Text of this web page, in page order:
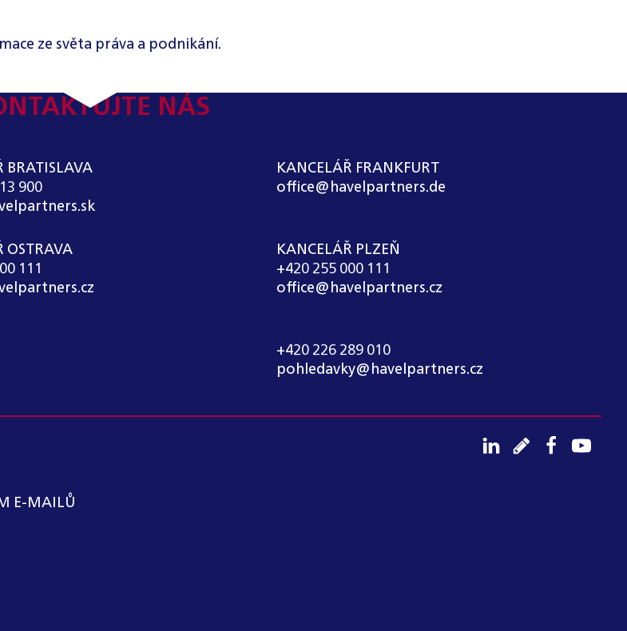
ze světa práva a podnikání.
NÁS
BRATISLAVA
900
KANCELÁŘ FRANKFURT
office@havelpartners.de
OSTRAVA
111
KANCELÁŘ PLZEŇ
+420 255 000 111
office@havelpartners.cz
+420 226 289 010
pohledavky@havelpartners.cz
E-MAILŮ